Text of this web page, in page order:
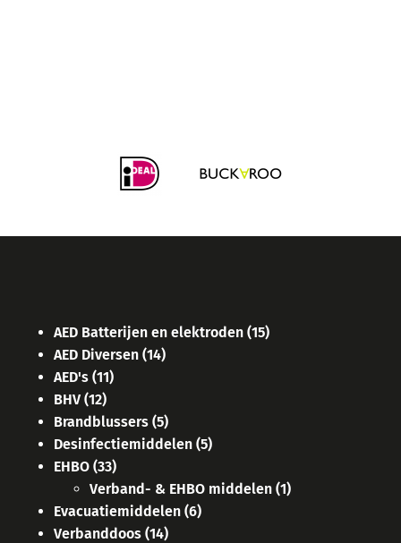
AED Batterijen en elektroden (15)
AED Diversen (14)
AED's (11)
BHV (12)
Brandblussers (5)
Desinfectiemiddelen (5)
EHBO (33)
Verband- & EHBO middelen (1)
Evacuatiemiddelen (6)
Verbanddoos (14)